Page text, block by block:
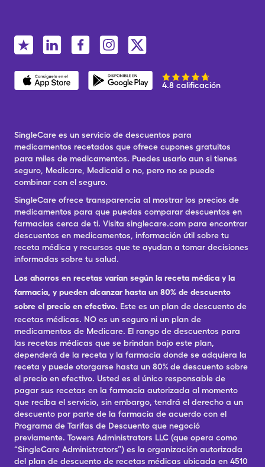
4.8 calificación
SingleCare es un servicio de descuentos para
medicamentos recetados que ofrece cupones gratuitos
para miles de medicamentos. Puedes usarlo aun si tienes
seguro, Medicare, Medicaid o no, pero no se puede
combinar con el seguro.
SingleCare ofrece transparencia al mostrar los precios de
medicamentos para que puedas comparar descuentos en
farmacias cerca de ti. Visita singlecare.com para encontrar
descuentos en medicamentos, información útil sobre tu
receta médica y recursos que te ayudan a tomar decisiones
informadas sobre tu salud.
Los ahorros en recetas varían según la receta médica y la
farmacia, y pueden alcanzar hasta un 80% de descuento
sobre el precio en efectivo. Este es un plan de descuento de
recetas médicas. NO es un seguro ni un plan de
medicamentos de Medicare. El rango de descuentos para
las recetas médicas que se brindan bajo este plan,
dependerá de la receta y la farmacia donde se adquiera la
receta y puede otorgarse hasta un 80% de descuento sobre
el precio en efectivo. Usted es el único responsable de
pagar sus recetas en la farmacia autorizada al momento
que reciba el servicio, sin embargo, tendrá el derecho a un
descuento por parte de la farmacia de acuerdo con el
Programa de Tarifas de Descuento que negoció
previamente. Towers Administrators LLC (que opera como
“SingleCare Administrators”) es la organización autorizada
del plan de descuento de recetas médicas ubicada en 4510